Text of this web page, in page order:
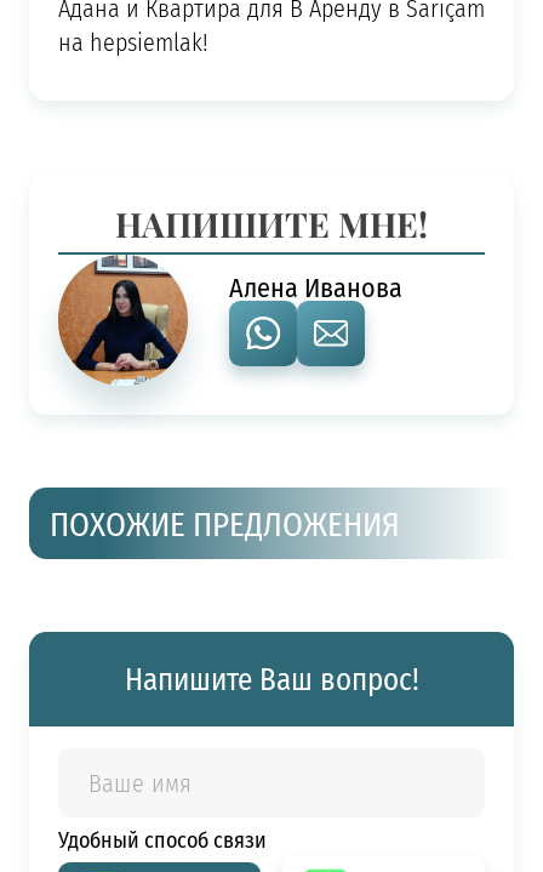
Адана и Квартира для В Аренду в Sarıçam
на hepsiemlak!
НАПИШИТЕ МНЕ!
Алена Иванова
ПОХОЖИЕ ПРЕДЛОЖЕНИЯ
Напишите Ваш вопрос!
Удобный способ связи